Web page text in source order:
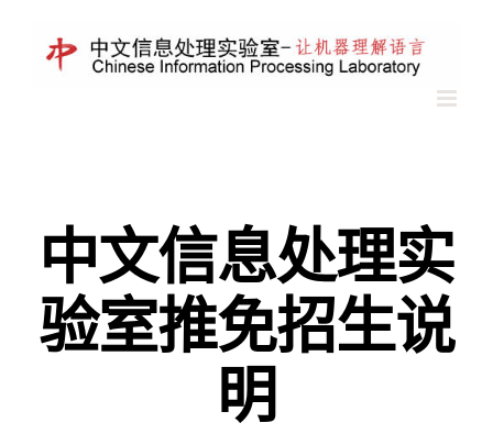
中文信息处理实
验室推免招生说
明